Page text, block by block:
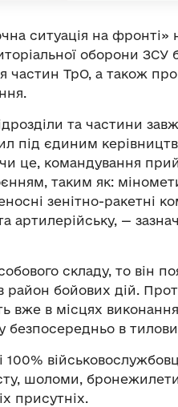
ситуація на фронті»
оборони ЗСУ
частин ТрО, а також про
та частини
під єдиним
це, командування
таким як:
зенітно-ракетні
артилерійську, —
складу, то він
район бойових дій.
вже в місцях
безпосередньо в
шоломи,
присутніх.